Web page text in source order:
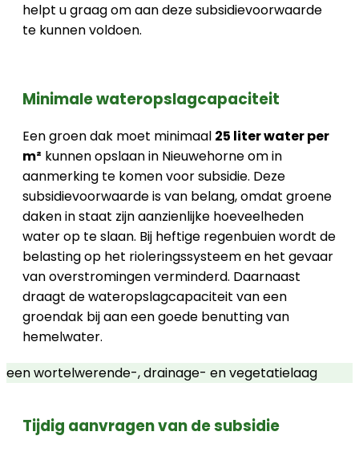
helpt u graag om aan deze subsidievoorwaarde
te kunnen voldoen.
Minimale wateropslagcapaciteit
Een groen dak moet minimaal 25 liter water per
m² kunnen opslaan in Nieuwehorne om in
aanmerking te komen voor subsidie. Deze
subsidievoorwaarde is van belang, omdat groene
daken in staat zijn aanzienlijke hoeveelheden
water op te slaan. Bij heftige regenbuien wordt de
belasting op het rioleringssysteem en het gevaar
van overstromingen verminderd. Daarnaast
draagt de wateropslagcapaciteit van een
groendak bij aan een goede benutting van
hemelwater.
een wortelwerende-, drainage- en vegetatielaag
Tijdig aanvragen van de subsidie